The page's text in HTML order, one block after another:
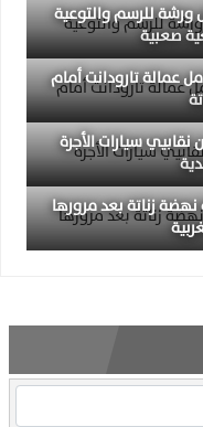
ورشة للرسم والتوعية
صعبية
عمالة تارودانت أمام
نقابيي سيارات الأجرة
نهضة زناتة بعد مرورها